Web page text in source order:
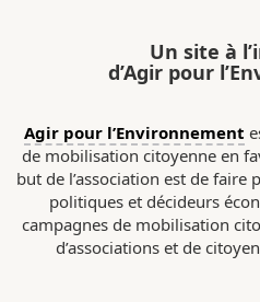
Un site à
d’Agir pour
Agir pour l’Environnement
de mobilisation citoyenne en
but de l’association est de faire
politiques et décideurs
campagnes de mobilisation
d’associations et de